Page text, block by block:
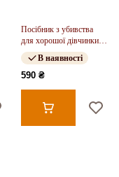
Посібник з убивства
для хорошої дівчинки.
Книга 01
В наявності
590 ₴